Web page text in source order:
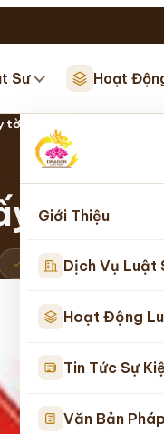
Sư Hoạt
Giới Thiệu
Dịch Vụ Luật
Hoạt Động
Tin Tức Sự
Văn Bản
tờ về luật sư và…
tờ về
Cập nhật 16/05/2026